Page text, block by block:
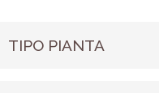
TIPO PIANTA